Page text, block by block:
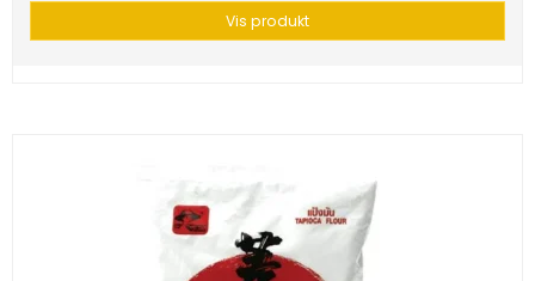
Vis produkt